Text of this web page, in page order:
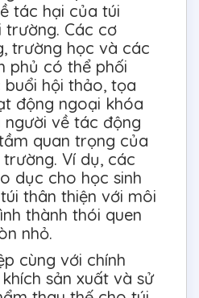
tác hại của túi
trường. Các cơ
trường học và các
phủ có thể phối
hội thảo, tọa
động ngoại khóa
về tác động
quan trọng của
Ví dụ, các
dục cho học sinh
thân thiện với môi
thành thói quen
nhỏ.
cùng với chính
sản xuất và sử